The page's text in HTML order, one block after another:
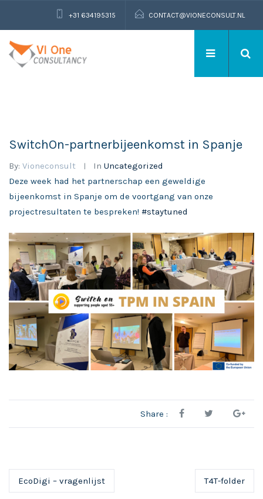
+31 634195315 CONTACT@VIONECONSULT.NL
SwitchOn-partnerbijeenkomst in Spanje
By: Vioneconsult In Uncategorized
Deze week had het partnerschap een geweldige
bijeenkomst in Spanje om de voortgang van onze
projectresultaten te bespreken! #staytuned
Share :
EcoDigi – vragenlijst T4T-folder